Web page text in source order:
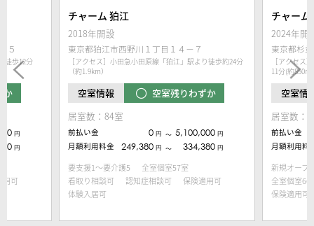
５
徒歩12分
か
円
円
用可
チャーム 狛江
2018年開設
東京都狛江市西野川１丁目１４−７
［アクセス］小田急小田原線「狛江」駅より徒歩約24分
（約1.9km）
空室情報
空室残りわずか
居室数：84室
前払い金 0 円 〜 5,100,000 円
月額利用料金 249,380 円 〜 334,380 円
要支援1～要介護5
全室個室57室
看取り相談可
認知症相談可
保険適用可
体験入居可
チャーム
2024年開
東京都杉
［アクセス
11分(約850m)
空室情
居室数：
前払い金
月額利用料
新規オープ
全室個室66
保険適用可